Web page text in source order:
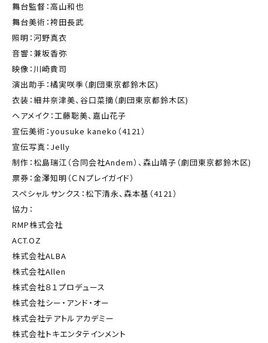
舞台監督：高山和也
舞台美術：袴田長武
照明：河野真衣
音響：兼坂香弥
映像：川崎貴司
演出助手：橘実咲季（劇団東京都鈴木区)
衣装：細井奈津美、谷口菜摘（劇団東京都鈴木区)
ヘアメイク：工藤聡美、嘉山花子
宣伝美術：yousuke kaneko（4121）
宣伝写真：Jelly
制作：松島瑞江（合同会社Andem）、森山靖子（劇団東京都鈴木区)
票券：金澤知明（ＣＮプレイガイド）
スペシャルサンクス：松下清永、森本基（4121）
協力：
RMP株式会社
ACT.OZ
株式会社ALBA
株式会社Allen
株式会社８１プロデュース
株式会社シー・アンド・オー
株式会社テアトルアカデミー
株式会社トキエンタテインメント